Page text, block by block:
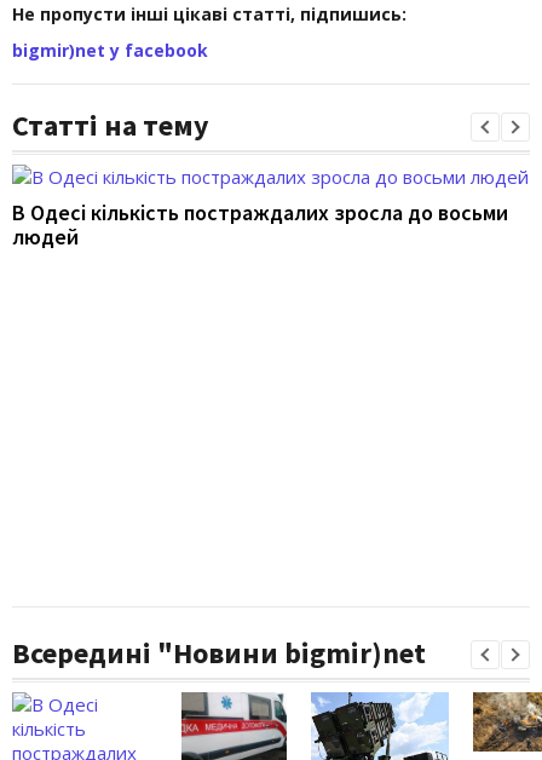
Не пропусти інші цікаві статті, підпишись:
bigmir)net у facebook
Статті на тему
В Одесі кількість постраждалих зросла до восьми
людей
Всередині "Новини bigmir)net